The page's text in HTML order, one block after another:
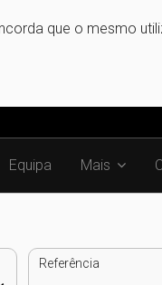
que o mesmo
Equipa Mais
Referência